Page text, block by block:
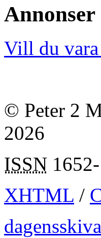
Annonser
Vill du vara
© Peter 2
2026
ISSN
XHTML /